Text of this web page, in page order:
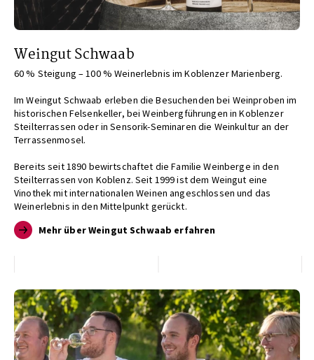
Weingut Schwaab
60 % Steigung – 100 % Weinerlebnis im Koblenzer Marienberg.
Im Weingut Schwaab erleben die Besuchenden bei Weinproben im
historischen Felsenkeller, bei Weinbergführungen in Koblenzer
Steilterrassen oder in Sensorik-Seminaren die Weinkultur an der
Terrassenmosel.
Bereits seit 1890 bewirtschaftet die Familie Weinberge in den
Steilterrassen von Koblenz. Seit 1999 ist dem Weingut eine
Vinothek mit internationalen Weinen angeschlossen und das
Weinerlebnis in den Mittelpunkt gerückt.
Mehr über Weingut Schwaab erfahren